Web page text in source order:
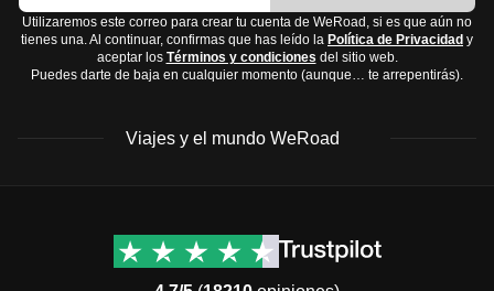
Utilizaremos este correo para crear tu cuenta de WeRoad, si es que aún no
tienes una. Al continuar, confirmas que has leído la Política de Privacidad y
aceptar los Términos y condiciones del sitio web.
Puedes darte de baja en cualquier momento (aunque… te arrepentirás).
Viajes y el mundo WeRoad
América del Norte
Contacto